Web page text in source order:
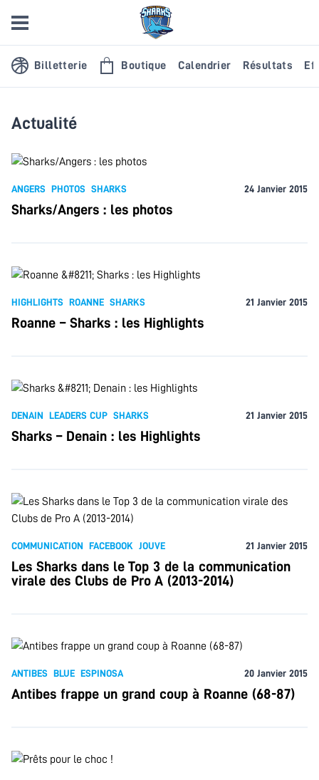
Billetterie Boutique Calendrier Résultats
Actualité
ANGERS PHOTOS SHARKS 24 Janvier 2015
Sharks/Angers : les photos
HIGHLIGHTS ROANNE SHARKS 21 Janvier 2015
Roanne – Sharks : les Highlights
DENAIN LEADERS CUP SHARKS 21 Janvier 2015
Sharks – Denain : les Highlights
COMMUNICATION FACEBOOK JOUVE 21 Janvier 2015
Les Sharks dans le Top 3 de la communication
virale des Clubs de Pro A (2013-2014)
ANTIBES BLUE ESPINOSA 20 Janvier 2015
Antibes frappe un grand coup à Roanne (68-87)